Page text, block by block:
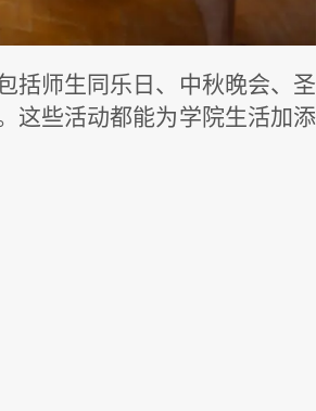
括师生同乐日、中秋晚会、圣
这些活动都能为学院生活加添